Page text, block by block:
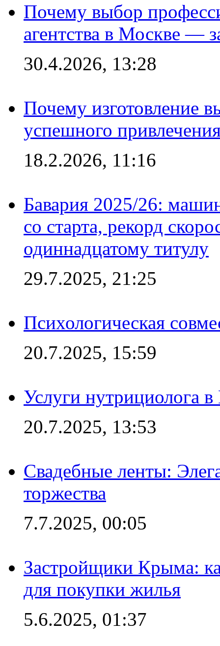
Почему выбор
агентства в Москве —
30.4.2026, 13:28
Почему изготовление
успешного
18.2.2026, 11:16
Бавария 2025/26:
со старта, рекорд
одиннадцатому титулу
29.7.2025, 21:25
Психологическая
20.7.2025, 15:59
Услуги нутрициолога
20.7.2025, 13:53
Свадебные ленты:
торжества
7.7.2025, 00:05
Застройщики Крыма:
для покупки жилья
5.6.2025, 01:37